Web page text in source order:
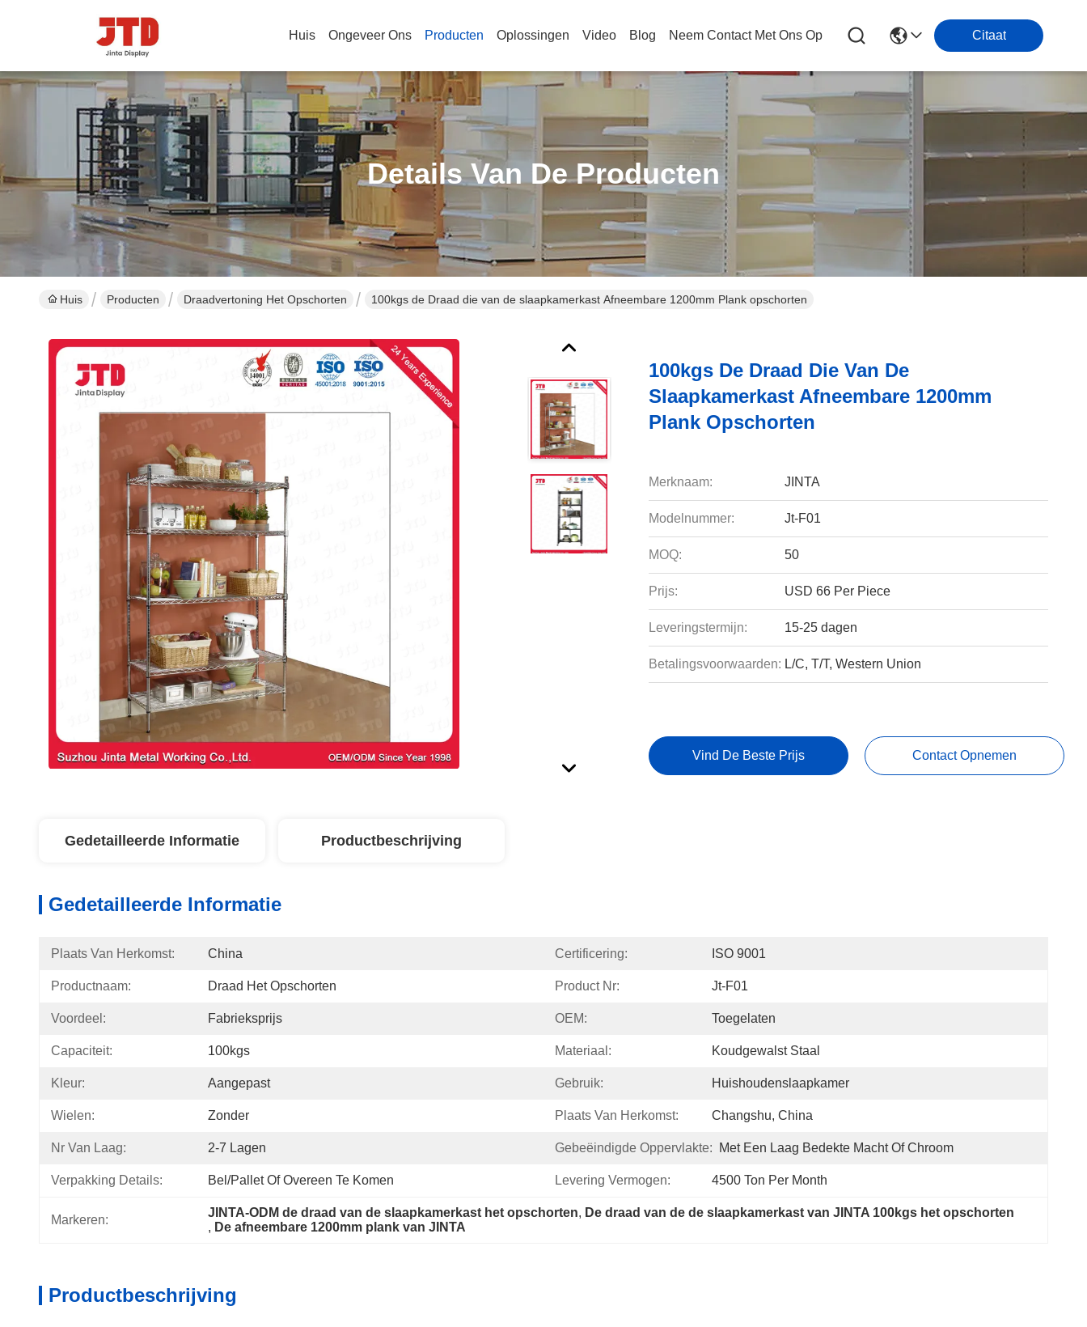
Huis Ongeveer Ons Producten Oplossingen Video Blog Neem Contact Met Ons Op Citaat
Details Van De Producten
Huis Producten Draadvertoning Het Opschorten 100kgs de Draad die van de slaapkamerkast Afneembare 1200mm Plank opschorten
100kgs De Draad Die Van De
Slaapkamerkast Afneembare 1200mm
Plank Opschorten
Merknaam: JINTA
Modelnummer: Jt-F01
MOQ: 50
Prijs: USD 66 Per Piece
Leveringstermijn: 15-25 dagen
Betalingsvoorwaarden: L/C, T/T, Western Union
Vind De Beste Prijs Contact Opnemen
Gedetailleerde Informatie Productbeschrijving
Gedetailleerde Informatie
Plaats Van Herkomst: China Certificering: ISO 9001
Productnaam: Draad Het Opschorten Product Nr: Jt-F01
Voordeel: Fabrieksprijs OEM: Toegelaten
Capaciteit: 100kgs Materiaal: Koudgewalst Staal
Kleur: Aangepast Gebruik: Huishoudenslaapkamer
Wielen: Zonder Plaats Van Herkomst: Changshu, China
Nr Van Laag: 2-7 Lagen Gebeëindigde Oppervlakte: Met Een Laag Bedekte Macht Of Chroom
Verpakking Details: Bel/pallet Of Overeen Te Komen Levering Vermogen: 4500 Ton Per Month
Markeren:
JINTA-ODM de draad van de slaapkamerkast het opschorten, De draad van de de slaapkamerkast van JINTA 100kgs het opschorten
, De afneembare 1200mm plank van JINTA
Productbeschrijving